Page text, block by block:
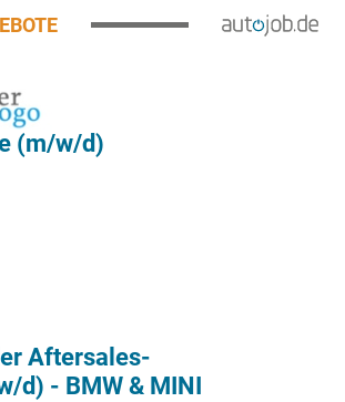
(m/w/d)
Aftersales-
d) - BMW & MINI